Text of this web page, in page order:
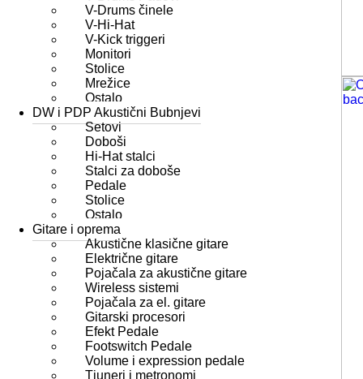
V-Drums činele
V-Hi-Hat
V-Kick triggeri
Monitori
Stolice
Mrežice
Ostalo
DW i PDP Akustični Bubnjevi
Setovi
Doboši
Hi-Hat stalci
Stalci za doboše
Pedale
Stolice
Ostalo
Gitare i oprema
Akustične klasične gitare
Električne gitare
Pojačala za akustične gitare
Wireless sistemi
Pojačala za el. gitare
Gitarski procesori
Efekt Pedale
Footswitch Pedale
Volume i expression pedale
Tjuneri i metronomi